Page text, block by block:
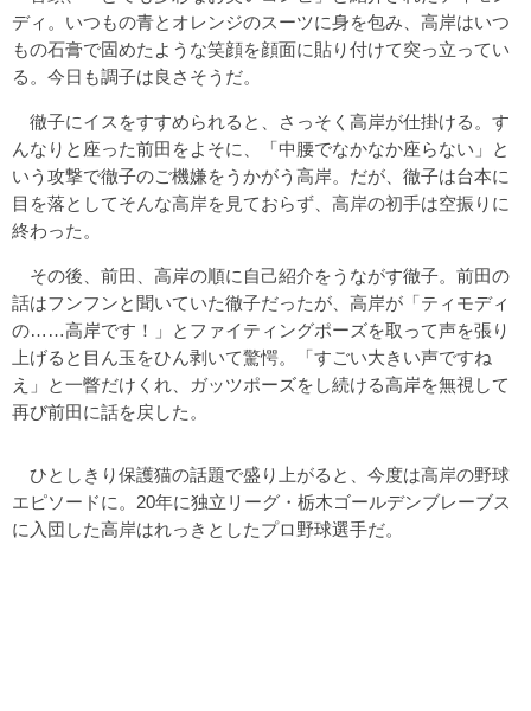
ディ。いつもの青とオレンジのスーツに身を包み、高岸はいつ
もの石膏で固めたような笑顔を顔面に貼り付けて突っ立ってい
る。今日も調子は良さそうだ。
徹子にイスをすすめられると、さっそく高岸が仕掛ける。す
んなりと座った前田をよそに、「中腰でなかなか座らない」と
いう攻撃で徹子のご機嫌をうかがう高岸。だが、徹子は台本に
目を落としてそんな高岸を見ておらず、高岸の初手は空振りに
終わった。
その後、前田、高岸の順に自己紹介をうながす徹子。前田の
話はフンフンと聞いていた徹子だったが、高岸が「ティモディ
の……高岸です！」とファイティングポーズを取って声を張り
上げると目ん玉をひん剥いて驚愕。「すごい大きい声ですね
え」と一瞥だけくれ、ガッツポーズをし続ける高岸を無視して
再び前田に話を戻した。
ひとしきり保護猫の話題で盛り上がると、今度は高岸の野球
エピソードに。20年に独立リーグ・栃木ゴールデンブレーブス
に入団した高岸はれっきとしたプロ野球選手だ。